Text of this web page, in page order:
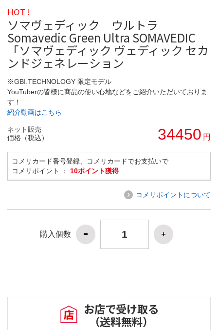
HOT !
ソマヴェディック ウルトラ
Somavedic Green Ultra SOMAVEDIC
「ソマヴェディック ヴェディック セカ
ンドジェネレーション
※GBI.TECHNOLOGY 限定モデル
YouTuberの皆様に商品の使い心地などをご紹介いただいておりま
す！
紹介動画はこちら
ネット販売
価格（税込）
34450 円
コメリカード番号登録、コメリカードでお支払いで
コメリポイント ： 10ポイント獲得
コメリポイントについて
購入個数
お店で受け取る
（送料無料）